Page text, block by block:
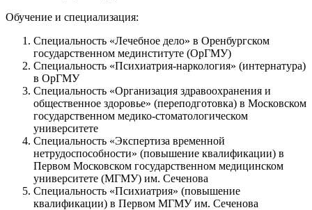
Обучение и специализация:
Специальность «Лечебное дело» в Оренбургском
государственном мединституте (ОрГМУ)
Специальность «Психиатрия-наркология» (интернатура)
в ОрГМУ
Специальность «Организация здравоохранения и
общественное здоровье» (переподготовка) в Московском
государственном медико-стоматологическом
университете
Специальность «Экспертиза временной
нетрудоспособности» (повышение квалификации) в
Первом Московском государственном медицинском
университете (МГМУ) им. Сеченова
Специальность «Психиатрия» (повышение
квалификации) в Первом МГМУ им. Сеченова